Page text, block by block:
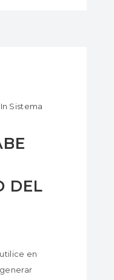
In Sistema
DEL
en